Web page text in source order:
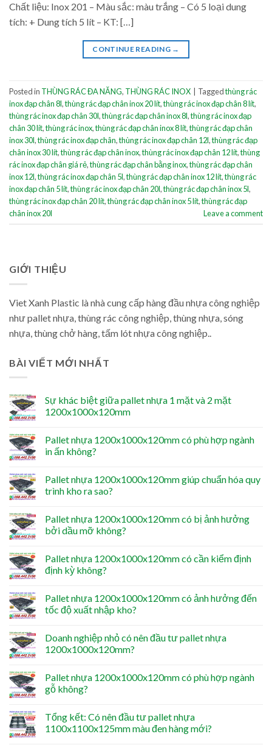
Chất liệu: Inox 201 – Màu sắc: màu trắng – Có 5 loại dung
tích: + Dung tích 5 lít – KT: […]
CONTINUE READING →
Posted in THÙNG RÁC ĐA NĂNG, THÙNG RÁC INOX Taggedthùng rác
inox đạp chân 8l,thùng rác đạp chân inox 20 lít,thùng rác inox đạp chân 8 lít,
thùng rác inox đạp chân 30l,thùng rác đạp chân inox 8l,thùng rác inox đạp
chân 30 lít,thùng rác inox,thùng rác đạp chân inox 8 lít,thùng rác đạp chân
inox 30l,thùng rác inox đạp chân,thùng rác inox đạp chân 12l,thùng rác đạp
chân inox 30 lít,thùng rác đạp chân inox,thùng rác inox đạp chân 12 lít,thùng
rác inox đạp chân giá rẻ,thùng rác đạp chân bằng inox,thùng rác đạp chân
inox 12l,thùng rác inox đạp chân 5l,thùng rác đạp chân inox 12 lít,thùng rác
inox đạp chân 5 lít,thùng rác inox đạp chân 20l,thùng rác đạp chân inox 5l,
thùng rác inox đạp chân 20 lít,thùng rác đạp chân inox 5 lít,thùng rác đạp
chân inox 20l
Leave a comment
GIỚI THIỆU
Viet Xanh Plastic là nhà cung cấp hàng đầu nhựa công nghiệp
như pallet nhựa, thùng rác công nghiệp, thùng nhựa, sóng
nhựa, thùng chở hàng, tấm lót nhựa công nghiệp..
BÀI VIẾT MỚI NHẤT
Sự khác biệt giữa pallet nhựa 1 mặt và 2 mặt
1200x1000x120mm
Pallet nhựa 1200x1000x120mm có phù hợp ngành
in ấn không?
Pallet nhựa 1200x1000x120mm giúp chuẩn hóa quy
trình kho ra sao?
Pallet nhựa 1200x1000x120mm có bị ảnh hưởng
bởi dầu mỡ không?
Pallet nhựa 1200x1000x120mm có cần kiểm định
định kỳ không?
Pallet nhựa 1200x1000x120mm có ảnh hưởng đến
tốc độ xuất nhập kho?
Doanh nghiệp nhỏ có nên đầu tư pallet nhựa
1200x1000x120mm?
Pallet nhựa 1200x1000x120mm có phù hợp ngành
gỗ không?
Tổng kết: Có nên đầu tư pallet nhựa
1100x1100x125mm màu đen hàng mới?